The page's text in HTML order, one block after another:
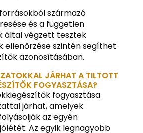
származó
és a független
által végzett tesztek
ellenőrzése szintén segíthet
azonosításában.
JÁRHAT A TILTOTT
FOGYASZTÁSA?
fogyasztása
járhat, amelyek
az egyén
Az egyik legnagyobb